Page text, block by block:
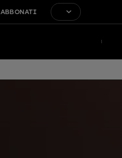
ABBONATI